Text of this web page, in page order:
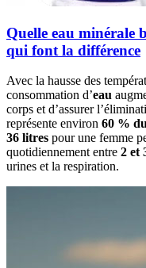
Quelle eau minérale
qui font la différence
Avec la hausse des
consommation d’eau
corps et d’assurer
représente environ 60 %
36 litres pour une femme
quotidiennement entre 2 et
urines et la respiration.